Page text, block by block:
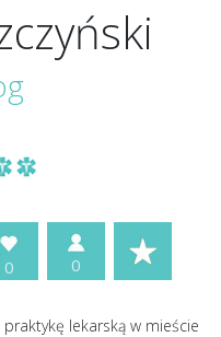
0 0
praktykę lekarską w mieście